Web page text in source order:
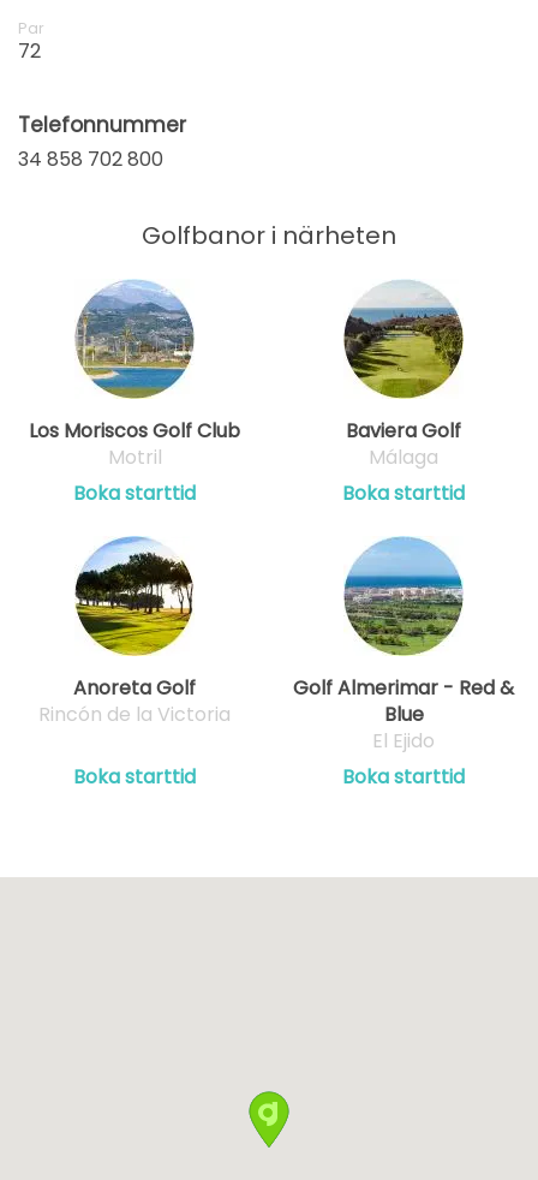
Par
72
Telefonnummer
34 858 702 800
Golfbanor i närheten
Los Moriscos Golf Club
Motril
Boka starttid
Baviera Golf
Málaga
Boka starttid
Anoreta Golf
Rincón de la Victoria
Boka starttid
Golf Almerimar - Red &
Blue
El Ejido
Boka starttid